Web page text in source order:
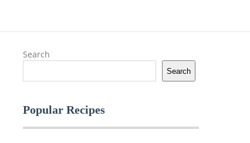
Search
Search
Popular Recipes